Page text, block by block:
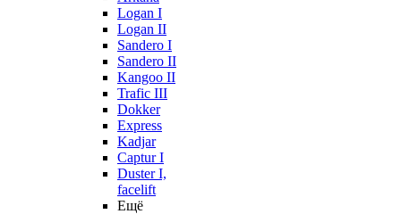
Logan I
Logan II
Sandero I
Sandero II
Kangoo II
Trafic III
Dokker
Express
Kadjar
Captur I
Duster I,
facelift
Ещё